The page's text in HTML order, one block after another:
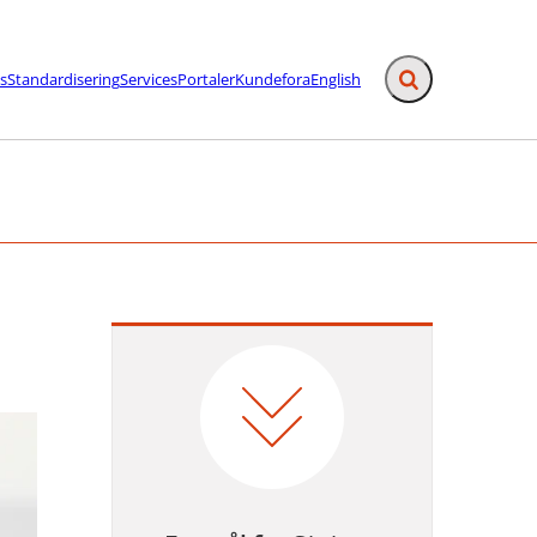
StandardiseringServicesPortalerKundeforaEnglish Fold søgefelt ud
- Flere links